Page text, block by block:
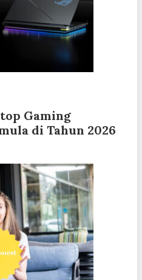
Gaming
di Tahun 2026